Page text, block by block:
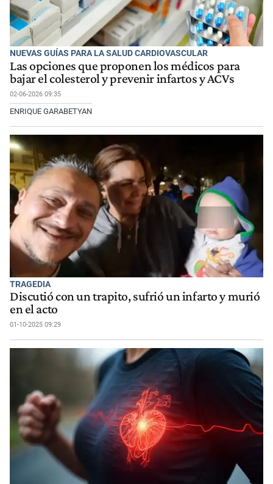
NUEVAS GUÍAS PARA LA SALUD CARDIOVASCULAR
Las opciones que proponen los médicos para
bajar el colesterol y prevenir infartos y ACVs
02-06-2026 09:35
ENRIQUE GARABETYAN
TRAGEDIA
Discutió con un trapito, sufrió un infarto y murió
en el acto
01-10-2025 09:29